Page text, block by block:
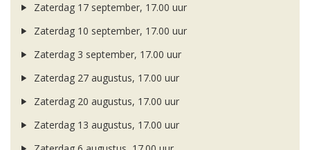
Zaterdag 17 september, 17.00 uur
Zaterdag 10 september, 17.00 uur
Zaterdag 3 september, 17.00 uur
Zaterdag 27 augustus, 17.00 uur
Zaterdag 20 augustus, 17.00 uur
Zaterdag 13 augustus, 17.00 uur